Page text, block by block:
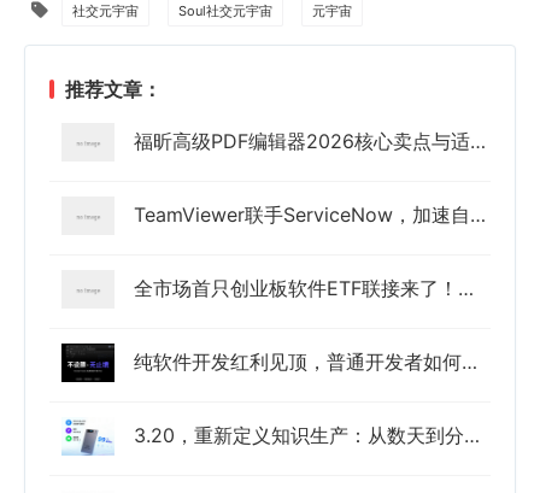
社交元宇宙 Soul社交元宇宙 元宇宙
推荐文章：
福昕高级PDF编辑器2026核心卖点与适配场景详解
TeamViewer联手ServiceNow，加速自主IT运营发展
全市场首只创业板软件ETF联接来了！华夏创业板软件ETF发起式联接基金正式起航
纯软件开发红利见顶，普通开发者如何拿到具身智能的“入场券”？
3.20，重新定义知识生产：从数天到分钟的效率革命